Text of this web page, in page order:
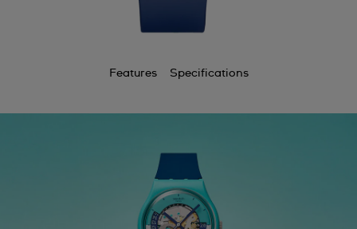
Features Specifications